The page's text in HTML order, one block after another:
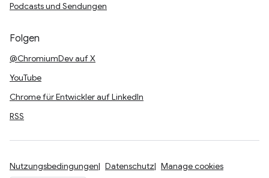
Podcasts und Sendungen
Folgen
@ChromiumDev auf X
YouTube
Chrome für Entwickler auf LinkedIn
RSS
Nutzungsbedingungen Datenschutz Manage cookies